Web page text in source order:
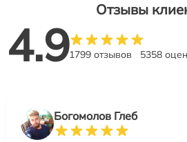
Отзывы
4.91799 отзывов 5358
Богомолов Глеб